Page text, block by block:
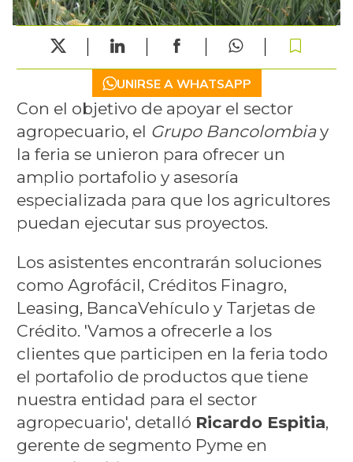
UNIRSE A WHATSAPP
Con el objetivo de apoyar el sector
agropecuario, el Grupo Bancolombiay
la feria se unieron para ofrecer un
amplio portafolio y asesoría
especializada para que los agricultores
puedan ejecutar sus proyectos.
Los asistentes encontrarán soluciones
como Agrofácil, Créditos Finagro,
Leasing, BancaVehículo y Tarjetas de
Crédito. 'Vamos a ofrecerle a los
clientes que participen en la feria todo
el portafolio de productos que tiene
nuestra entidad para el sector
agropecuario', detalló Ricardo Espitia,
gerente de segmento Pyme en